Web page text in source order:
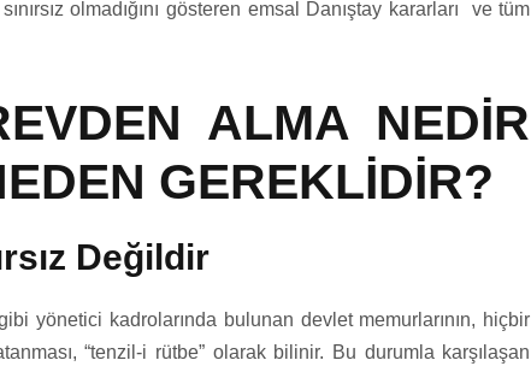
olmadığını gösteren emsal Danıştay kararları ve tüm
ALMA NEDİR
GEREKLİDİR?
Değildir
yönetici kadrolarında bulunan devlet memurlarının, hiçbir
“tenzil-i rütbe” olarak bilinir. Bu durumla karşılaşan